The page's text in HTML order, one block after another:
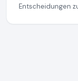
Entscheidungen